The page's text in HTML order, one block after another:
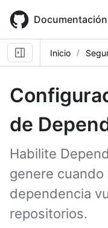
main
content
Inicio
de
Habilite
genere
dependencia
repositorios.